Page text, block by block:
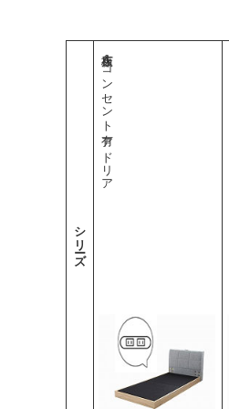
シリーズ
布床板＆コンセント有 アドリア